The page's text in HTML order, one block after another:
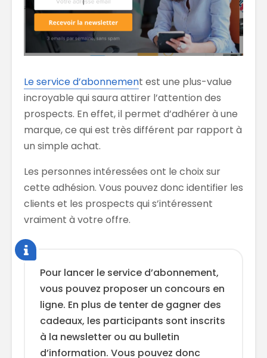
Le service d’abonnement est une plus-value
incroyable qui saura attirer l’attention des
prospects. En effet, il permet d’adhérer à une
marque, ce qui est très différent par rapport à
un simple achat.
Les personnes intéressées ont le choix sur
cette adhésion. Vous pouvez donc identifier les
clients et les prospects qui s’intéressent
vraiment à votre offre.
Pour lancer le service d’abonnement,
vous pouvez proposer un concours en
ligne. En plus de tenter de gagner des
cadeaux, les participants sont inscrits
à la newsletter ou au bulletin
d’information. Vous pouvez donc